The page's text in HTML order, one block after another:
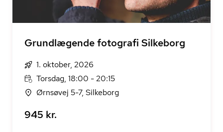
Grundlægende fotografi Silkeborg
1. oktober, 2026
Torsdag, 18:00 - 20:15
Ørnsøvej 5-7, Silkeborg
945 kr.